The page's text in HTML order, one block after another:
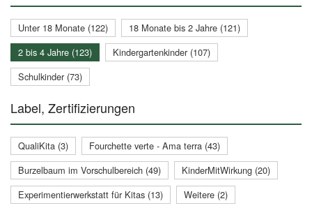
Unter 18 Monate (122)
18 Monate bis 2 Jahre (121)
2 bis 4 Jahre (123)
Kindergartenkinder (107)
Schulkinder (73)
Label, Zertifizierungen
QualiKita (3)
Fourchette verte - Ama terra (43)
Burzelbaum im Vorschulbereich (49)
KinderMitWirkung (20)
Experimentierwerkstatt für Kitas (13)
Weitere (2)